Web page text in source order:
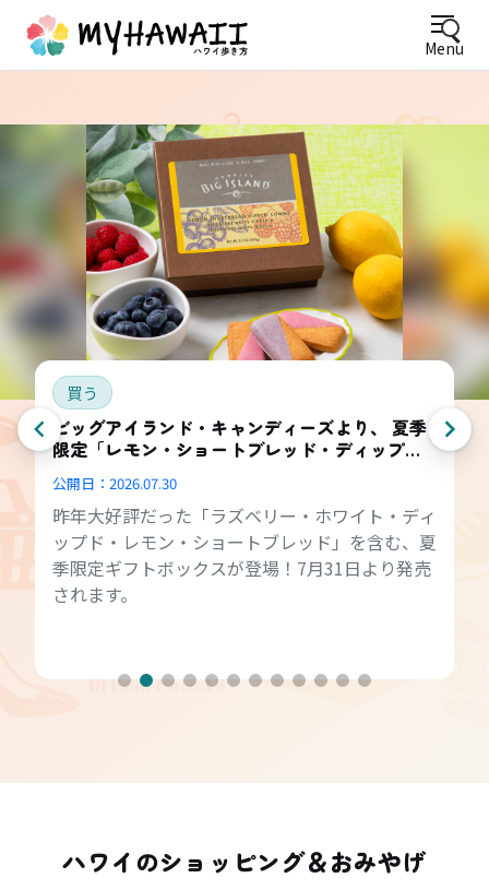
Menu
買う
ビッグアイランド・キャンディーズより、 夏季
限定「レモン・ショートブレッド・ディップ
公開日： 2026.07.30
昨年大好評だった「ラズベリー・ホワイト・ディ
ップド・レモン・ショートブレッド」を含む、夏
季限定ギフトボックスが登場！7月31日より発売
されます。
ハワイのショッピング＆おみやげ